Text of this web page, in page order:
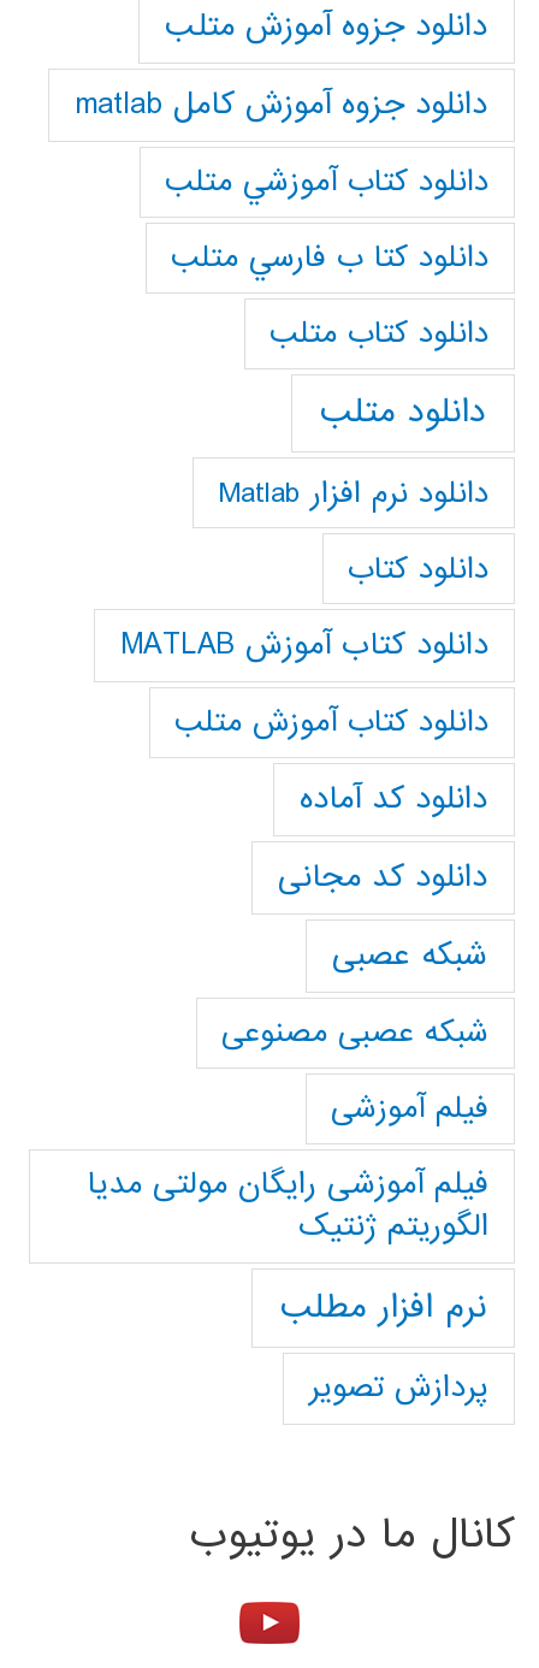
دانلود جزوه آموزش متلب
دانلود جزوه آموزش کامل matlab
دانلود كتاب آموزشي متلب
دانلود كتا ب فارسي متلب
دانلود كتاب متلب
دانلود متلب
دانلود نرم افزار Matlab
دانلود کتاب
دانلود کتاب آموزش MATLAB
دانلود کتاب آموزش متلب
دانلود کد آماده
دانلود کد مجانی
شبکه عصبی
شبکه عصبی مصنوعی
فیلم آموزشی
فیلم آموزشی رایگان مولتی مدیا
الگوریتم ژنتیک
نرم افزار مطلب
پردازش تصویر
کانال ما در یوتیوب